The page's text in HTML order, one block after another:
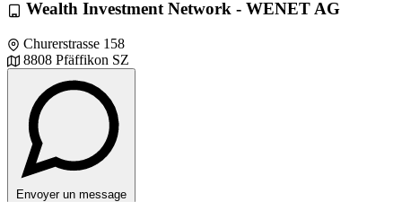
Wealth Investment Network - WENET AG
Churerstrasse 158
8808 Pfäffikon SZ
Envoyer un message